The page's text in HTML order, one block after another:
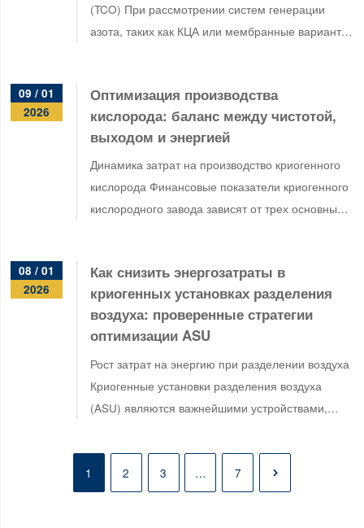
(TCO) При рассмотрении систем генерации
азота, таких как КЦА или мембранные варианты,
09 / 01
2026
Оптимизация производства
кислорода: баланс между чистотой,
выходом и энергией
Динамика затрат на производство криогенного
кислорода Финансовые показатели криогенного
кислородного завода зависят от трех основных
Кислород…
08 / 01
2026
Как снизить энергозатраты в
криогенных установках разделения
воздуха: проверенные стратегии
оптимизации ASU
Рост затрат на энергию при разделении воздуха
Криогенные установки разделения воздуха
(ASU) являются важнейшими устройствами,
отраслей, как сталелитейная, нефтехимическая
1 2 3 … 7 